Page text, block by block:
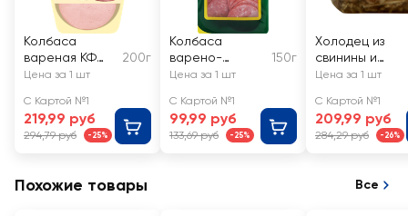
Колбаса
вареная КФ
ЕГОРЬЕВСКАЯ
категория А,
нарезка
200г
Цена за 1 шт
С Картой №1
219,99 руб
294,79 руб -25%
Колбаса
варено-
копченая МК
Й Сервелат
Финский,
нарезка
150г
Цена за 1 шт
С Картой №1
99,99 руб
133,69 руб -25%
Холодец из
свинины и
говядины
Цена за 1 шт
С Картой №1
209,99 руб
284,29 руб -26%
Похожие товары Все